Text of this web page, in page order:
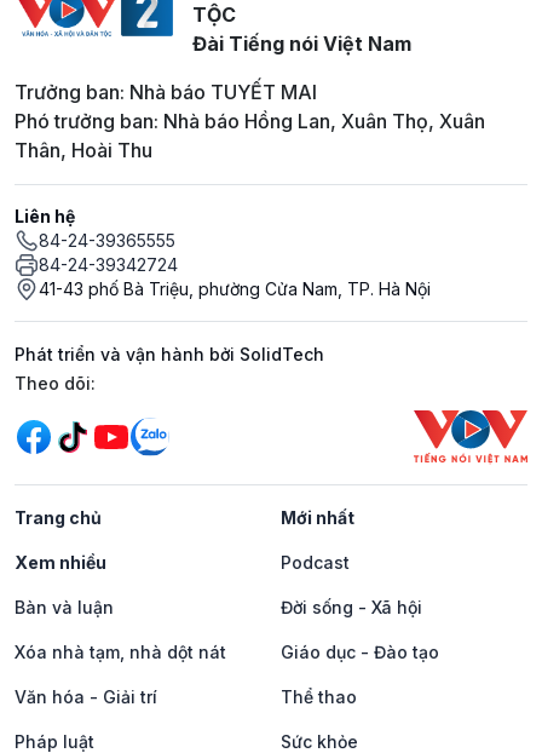
TỘC
Đài Tiếng nói Việt Nam
Trưởng ban: Nhà báo TUYẾT MAI
Phó trưởng ban: Nhà báo Hồng Lan, Xuân Thọ, Xuân
Thân, Hoài Thu
Liên hệ
84-24-39365555
84-24-39342724
41-43 phố Bà Triệu, phường Cửa Nam, TP. Hà Nội
Phát triển và vận hành bởi SolidTech
Mạng xã hội
Theo dõi:
Trang chủ Mới nhất
Xem nhiều Podcast
Bàn và luận Đời sống - Xã hội
Xóa nhà tạm, nhà dột nát Giáo dục - Đào tạo
Văn hóa - Giải trí Thể thao
Pháp luật Sức khỏe